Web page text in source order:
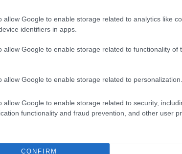
allow Google to enable storage related to analytics like
identifiers in apps.
allow Google to enable storage related to functionality of
allow Google to enable storage related to personalization.
allow Google to enable storage related to security,
functionality and fraud prevention, and other user
CONFIRM